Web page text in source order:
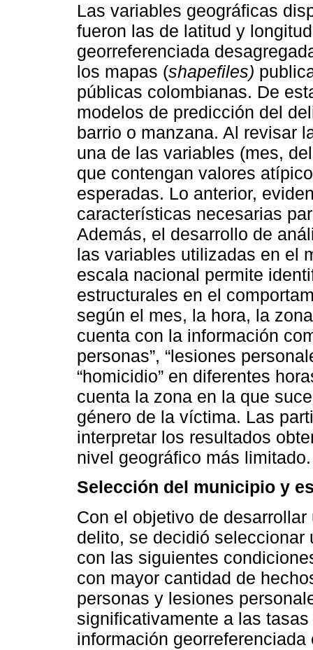
Las variables geográficas
fueron las de latitud y
georreferenciada
los mapas (shapefiles)
públicas colombianas. De
modelos de predicción del
barrio o manzana. Al revisar
una de las variables (mes,
que contengan valores
esperadas. Lo anterior,
características necesarias
Además, el desarrollo de
las variables utilizadas en el
escala nacional permite
estructurales en el
según el mes, la hora, la
cuenta con la información
personas”, “lesiones
“homicidio” en diferentes
cuenta la zona en la que
género de la víctima. Las
interpretar los resultados
nivel geográfico más limitado.
Selección del municipio y
Con el objetivo de
delito, se decidió seleccionar
con las siguientes
con mayor cantidad de
personas y lesiones
significativamente a las
información